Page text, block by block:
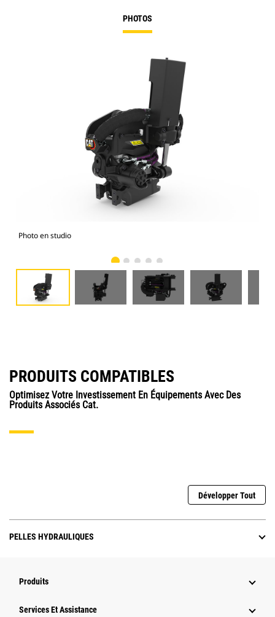
PHOTOS
Photo en studio
PRODUITS COMPATIBLES
Optimisez Votre Investissement En Équipements Avec Des
Produits Associés Cat.
Développer Tout
PELLES HYDRAULIQUES
Produits
Services Et Assistance